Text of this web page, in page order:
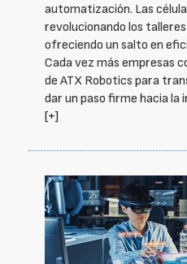
automatización. Las
revolucionando los
ofreciendo un salto en
Cada vez más empresas
de ATX Robotics para
dar un paso firme hacia
[+]